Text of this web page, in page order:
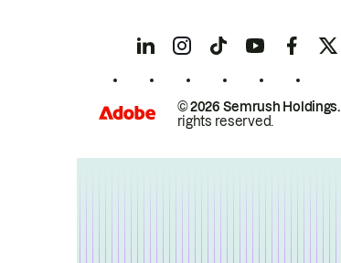
© 2026 Semrush Holdings.
rights reserved.